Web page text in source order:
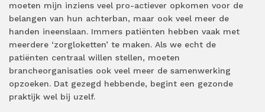
moeten mijn inziens veel pro-actiever opkomen voor de
belangen van hun achterban, maar ook veel meer de
handen ineenslaan. Immers patiënten hebben vaak met
meerdere ‘zorgloketten’ te maken. Als we echt de
patiënten centraal willen stellen, moeten
brancheorganisaties ook veel meer de samenwerking
opzoeken. Dat gezegd hebbende, begint een gezonde
praktijk wel bij uzelf.